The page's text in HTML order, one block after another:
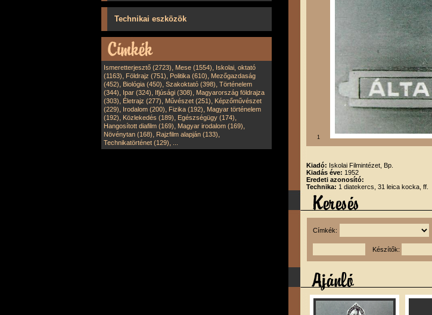
Technikai eszközök
Ismeretterjesztő (2723), Mese (1554), Iskolai, oktató
(1163), Földrajz (751), Politika (610), Mezőgazdaság
(452), Biológia (450), Szakoktató (398), Történelem
(344), Ipar (324), Ifjúsági (308), Magyarország földrajza
(303), Életrajz (277), Művészet (251), Képzőművészet
(229), Irodalom (200), Fizika (192), Magyar történelem
(192), Közlekedés (189), Egészségügy (174),
Hangosított diafilm (169), Magyar irodalom (169),
Növénytan (168), Rajzfilm alapján (133),
Technikatörténet (129),
1
Kiadó: Iskolai Filmintézet, Bp.
Kiadás éve: 1952
Eredeti azonosító:
Technika: 1 diatekercs, 31 leica kocka, ff.
Címkék:
Készítők: